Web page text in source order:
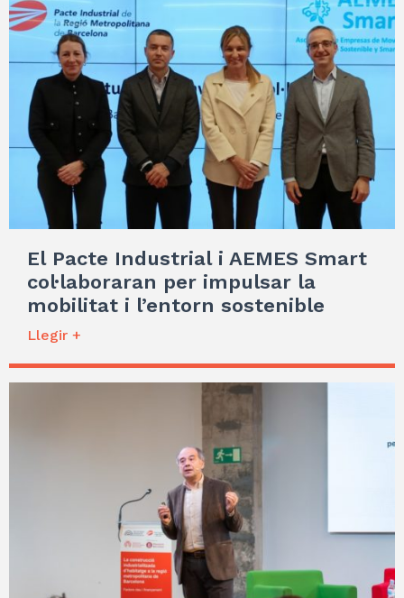
El Pacte Industrial i AEMES Smart
col·laboraran per impulsar la
mobilitat i l’entorn sostenible
Llegir +